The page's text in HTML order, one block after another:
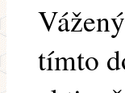
tímto